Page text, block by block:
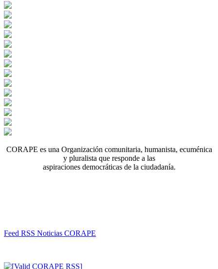
CORAPE es una Organización comunitaria, humanista, ecuménica
y pluralista que responde a las
aspiraciones democráticas de la ciudadanía.
Feed RSS Noticias CORAPE